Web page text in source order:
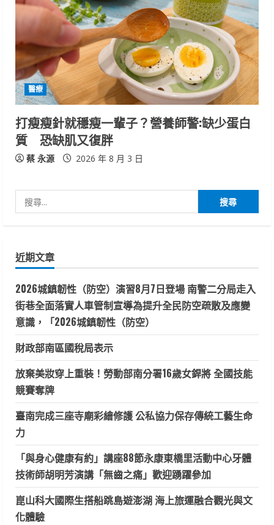
醫療
打瘦瘦針就穩瘦一輩子？營養師警:缺少蛋白
質 恐缺肌又復胖
蔡 永源 2026 年 8 月 3 日
尋
字:
近期文章
2026城鎮韌性（防空）演習8月7日登場 南警二分局走入
街巷全面落實人車管制宣導為提升全民防空疏散及應變
意識，「2026城鎮韌性（防空）
財政部南區國稅局表示
放棄美妝穿上重裝！勞動部南分署16歲女銲將 全國技能
競賽奪牌
臺南完成三座寺廟彩繪修護 公私協力保存傳統工藝生命
力
「與身心健康有約」講座88節永康東橋里活動中心牙體
技術師胡明芳演講「無齒之痛」歡迎踴躍參加
崑山科大國際生搭船跳島遊澎湖 海上旅運融合觀光與文
化體驗